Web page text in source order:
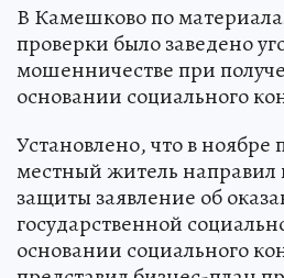
В Камешково по
проверки было заведено
мошенничестве при
основании социального
Установлено, что в ноябре
местный житель направил
защиты заявление об
государственной
основании социального